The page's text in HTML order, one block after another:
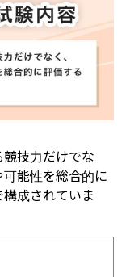
技力だけでな
能性を総合的に
成されていま